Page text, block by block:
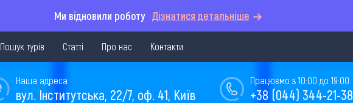
Ми відновили роботу Дізнатися детальніше
Пошук турів Статті Про нас Контакти
Працюємо з 10:00 до 19:00
+38 (044) 344-21-38
Наша адреса
вул. Інститутська, 22/7, оф. 41, Київ